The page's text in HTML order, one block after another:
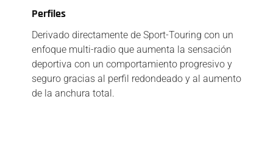
Perfiles
Derivado directamente de Sport-Touring con un
enfoque multi-radio que aumenta la sensación
deportiva con un comportamiento progresivo y
seguro gracias al perfil redondeado y al aumento
de la anchura total.